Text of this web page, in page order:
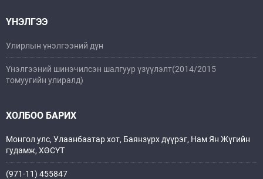
ҮНЭЛГЭЭ
Улирлын үнэлгээний дүн
Үнэлгээний шинэчилсэн шалгуур үзүүлэлт(2014/2015
томуугийн улиралд)
ХОЛБОО БАРИХ
Монгол улс, Улаанбаатар хот, Баянзүрх дүүрэг, Нам Ян Жүгийн
гудамж, ХӨСҮТ
(971-11) 455847